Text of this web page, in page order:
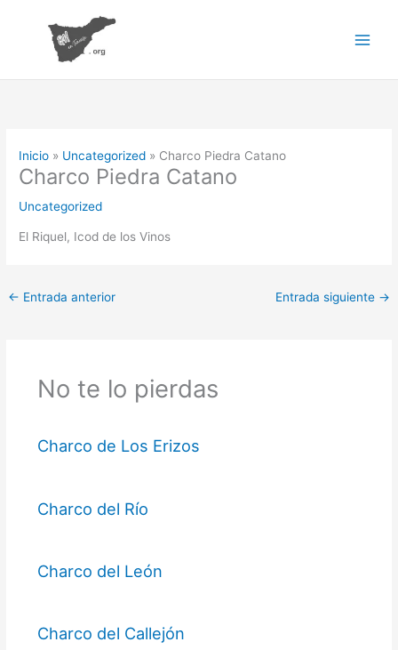
contenido
Inicio Uncategorized Charco Piedra Catano
Charco Piedra Catano
Uncategorized
El Riquel, Icod de los Vinos
← Entrada anterior Entrada siguiente →
No te lo pierdas
Charco de Los Erizos
Charco del Río
Charco del León
Charco del Callejón